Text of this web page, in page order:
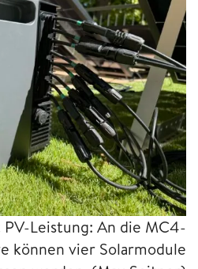
Leistung: An die MC4-
können vier Solarmodule